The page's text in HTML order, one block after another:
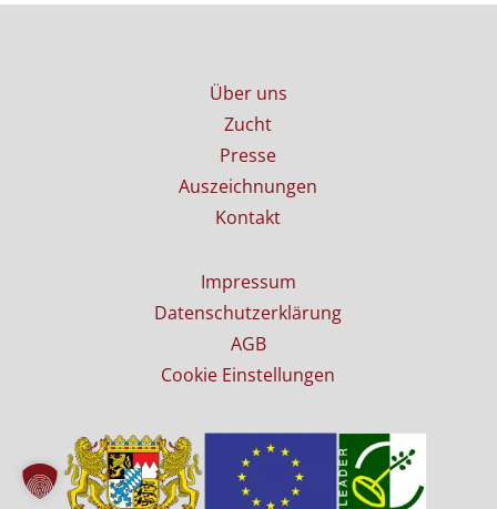
Über uns
Zucht
Presse
Auszeichnungen
Kontakt
Impressum
Datenschutzerklärung
AGB
Cookie Einstellungen